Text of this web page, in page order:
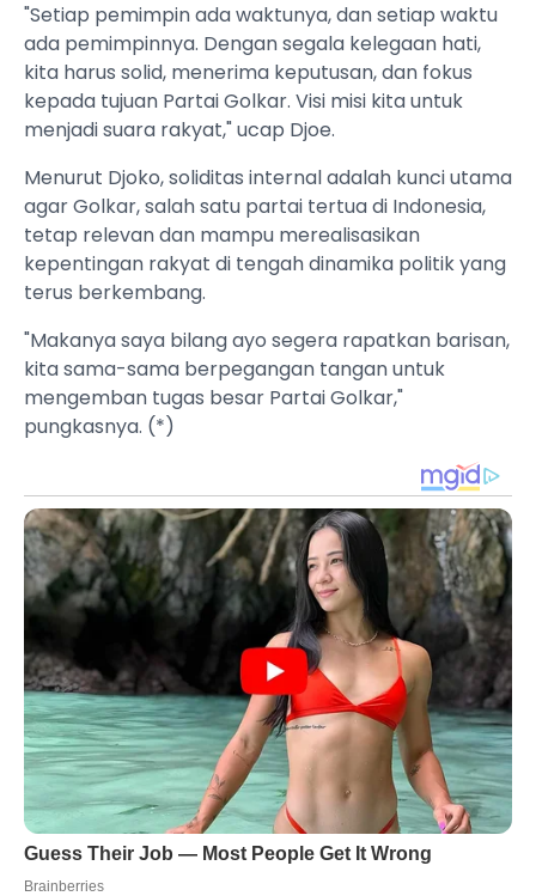
"Setiap pemimpin ada waktunya, dan setiap waktu
ada pemimpinnya. Dengan segala kelegaan hati,
kita harus solid, menerima keputusan, dan fokus
kepada tujuan Partai Golkar. Visi misi kita untuk
menjadi suara rakyat," ucap Djoe.
Menurut Djoko, soliditas internal adalah kunci utama
agar Golkar, salah satu partai tertua di Indonesia,
tetap relevan dan mampu merealisasikan
kepentingan rakyat di tengah dinamika politik yang
terus berkembang.
"Makanya saya bilang ayo segera rapatkan barisan,
kita sama-sama berpegangan tangan untuk
mengemban tugas besar Partai Golkar,"
pungkasnya. (*)